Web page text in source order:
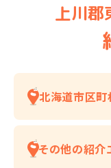
上川郡
北海道市区町
その他の紹介